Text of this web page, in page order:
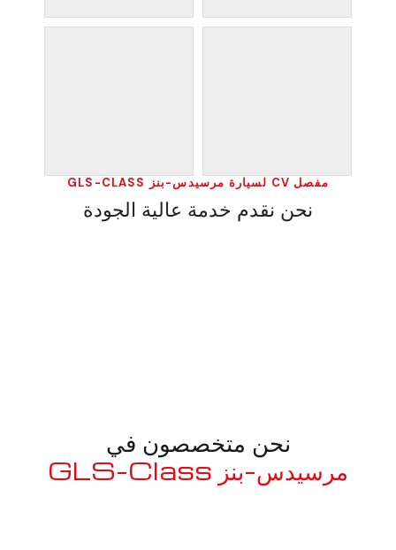
مفصل CV لسيارة مرسيدس-بنز GLS-CLASS
نحن نقدم خدمة عالية الجودة
نحن متخصصون في
مرسيدس-بنز GLS-Class